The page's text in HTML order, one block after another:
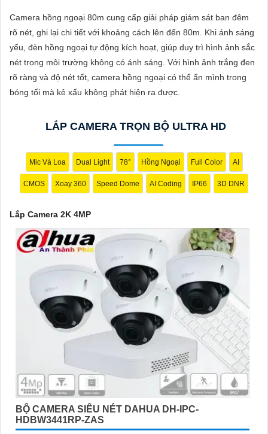
VẤN
DỊCH
VỤ
Camera hồng ngoại 80m cung cấp giải pháp giám sát ban đêm
rõ nét, ghi lại chi tiết với khoảng cách lên đến 80m. Khi ánh sáng
yếu, đèn hồng ngoại tự động kích hoạt, giúp duy trì hình ảnh sắc
nét trong môi trường không có ánh sáng. Với hình ảnh trắng đen
rõ ràng và độ nét tốt, camera hồng ngoại có thể ẩn mình trong
bóng tối mà kẻ xấu không phát hiện ra được.
LẮP CAMERA TRỌN BỘ ULTRA HD
Mic Và Loa Dual Light 78° Hồng Ngoại Full Color AI
CMOS Xoay 360 Speed Dome AI Coding IP66 3D DNR
Lắp Camera 2K 4MP
BỘ CAMERA SIÊU NÉT DAHUA DH-IPC-
HDBW3441RP-ZAS